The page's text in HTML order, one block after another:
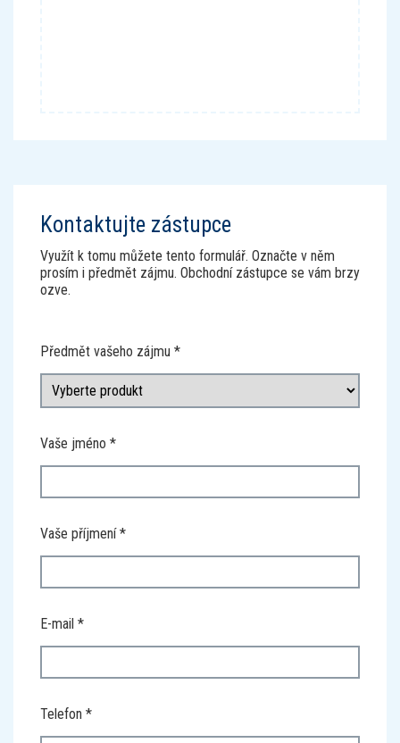
Kontaktujte zástupce
Využít k tomu můžete tento formulář. Označte v něm
prosím i předmět zájmu. Obchodní zástupce se vám brzy
ozve.
Předmět vašeho zájmu
Vaše jméno
Vaše příjmení
E-mail
Telefon